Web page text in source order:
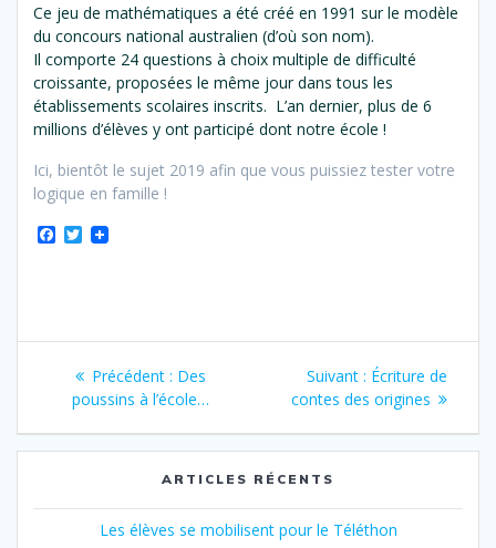
Ce jeu de mathématiques a été créé en 1991 sur le modèle
du concours national australien (d’où son nom).
Il comporte 24 questions à choix multiple de difficulté
croissante, proposées le même jour dans tous les
établissements scolaires inscrits. L’an dernier, plus de 6
millions d’élèves y ont participé dont notre école !
Ici, bientôt le sujet 2019 afin que vous puissiez tester votre
logique en famille !
o
T
r
Navigation
l’article
Précédent : Article
précédent
Des
poussins à l’école…
Suivant : Article
suivant
Écriture de
contes des origines
ARTICLES RÉCENTS
Les élèves se mobilisent pour le Téléthon